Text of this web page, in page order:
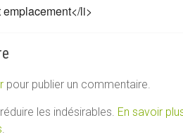
li>
pour publier un commentaire.
les indésirables. En savoir